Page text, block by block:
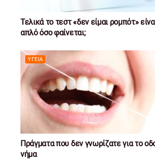
Τελικά το τεστ «δεν είμαι ρομπότ»
απλό όσο φαίνεται;
ΥΓΕΊΑ
Πράγματα που δεν γνωρίζατε για το
νήμα